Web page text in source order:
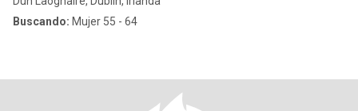
Buscando: Mujer 55 - 64